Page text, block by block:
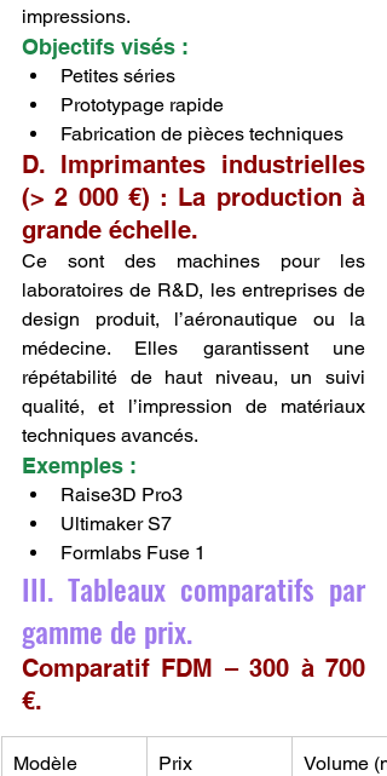
impressions.
Objectifs visés :
Petites séries
Prototypage rapide
Fabrication de pièces techniques
D. Imprimantes industrielles
(> 2 000 €) : La production à
grande échelle.
Ce sont des machines pour les
laboratoires de R&D, les entreprises de
design produit, l’aéronautique ou la
médecine. Elles garantissent une
répétabilité de haut niveau, un suivi
qualité, et l’impression de matériaux
techniques avancés.
Exemples :
Raise3D Pro3
Ultimaker S7
Formlabs Fuse 1
III. Tableaux comparatifs par
gamme de prix.
Comparatif FDM – 300 à 700
€.
Modèle Prix Volume